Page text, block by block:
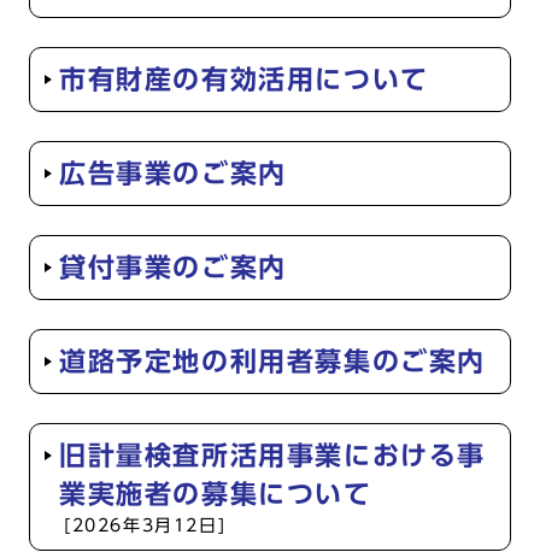
市有財産の有効活用について
広告事業のご案内
貸付事業のご案内
道路予定地の利用者募集のご案内
旧計量検査所活用事業における事
業実施者の募集について
[2026年3月12日]